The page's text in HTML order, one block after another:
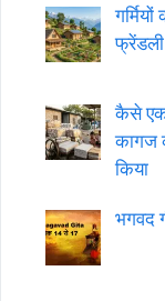
कैसे एक
कागज
किया
भगवद